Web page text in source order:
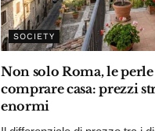
SOCIETY
Non solo Roma, le
comprare casa: prezzi
enormi